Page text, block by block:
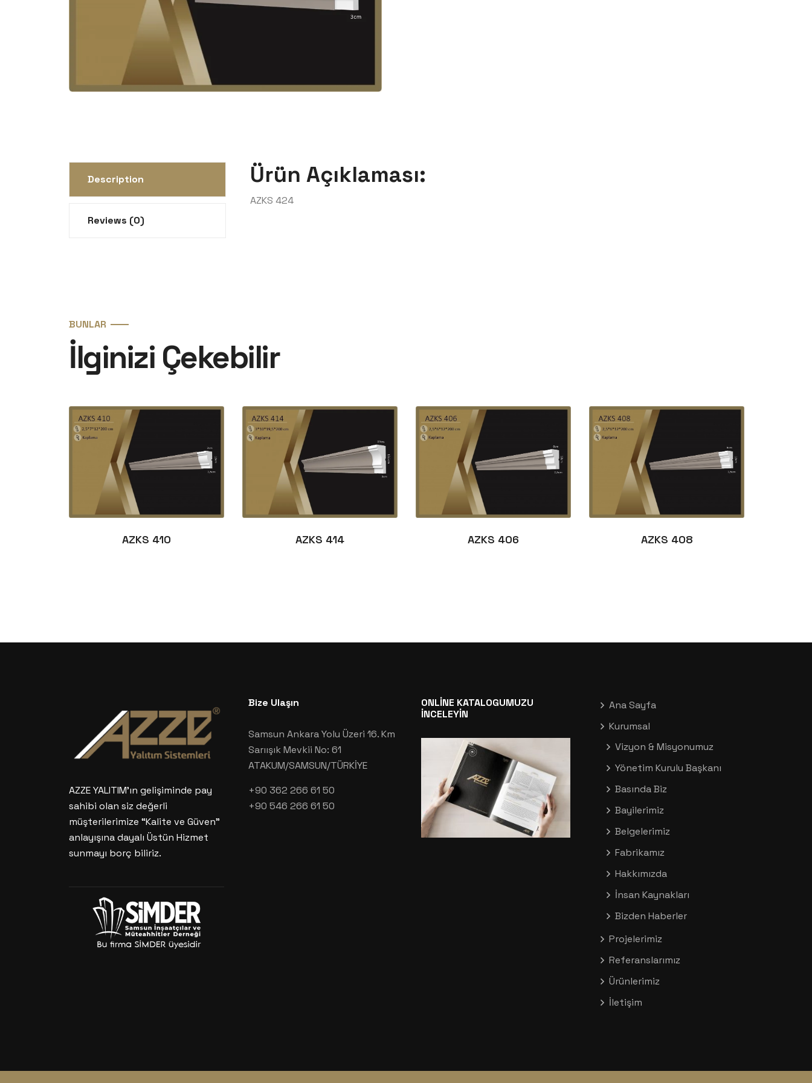
Description
Reviews (0)
Ürün Açıklaması:
AZKS 424
BUNLAR
İlginizi Çekebilir
AZKS 410 AZKS 414 AZKS 406 AZKS 408
AZZE YALITIM’ın gelişiminde pay
sahibi olan siz değerli
müşterilerimize “Kalite ve Güven”
anlayışına dayalı Üstün Hizmet
sunmayı borç biliriz.
Bize Ulaşın
Samsun Ankara Yolu Üzeri 16. Km
Sarıışık Mevkii No: 61
ATAKUM/SAMSUN/TÜRKİYE
+90 362 266 61 50
+90 546 266 61 50
ONLİNE KATALOGUMUZU
İNCELEYİN
Ana Sayfa
Kurumsal
Vizyon & Misyonumuz
Yönetim Kurulu Başkanı
Basında Biz
Bayilerimiz
Belgelerimiz
Fabrikamız
Hakkımızda
İnsan Kaynakları
Bizden Haberler
Projelerimiz
Referanslarımız
Ürünlerimiz
İletişim